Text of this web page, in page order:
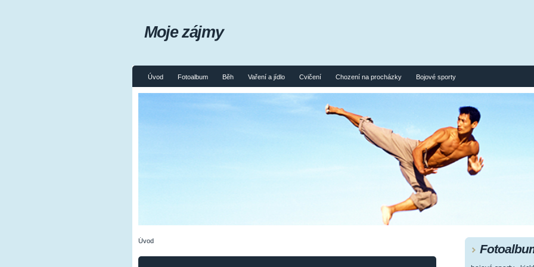
Úvod Fotoalbum Běh Vaření a jídlo Cvičení Chození na procházky Bojové sporty
Moje zájmy
Úvod